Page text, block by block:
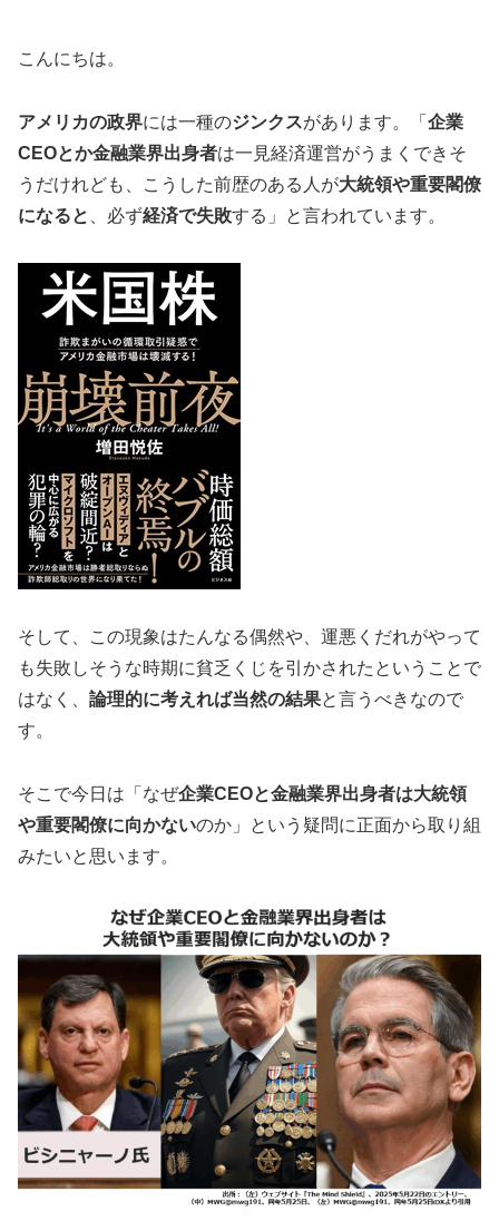
こんにちは。
アメリカの政界には一種のジンクスがあります。「 企業
CEOとか金融業界出身者は一見経済運営がうまくできそ
うだけれども、こうした前歴のある人が大統領や重要閣僚
になると
、必ず経済で失敗する」と言われています。
そして、この現象はたんなる偶然や、運悪くだれがやって
も失敗しそうな時期に貧乏くじを引かされたということで
はなく、 論理的に考えれば当然の結果と言うべきなので
す。
そこで今日は「なぜ企業CEOと金融業界出身者は大統領
や重要閣僚に向かないのか」という疑問に正面から取り組
みたいと思います。